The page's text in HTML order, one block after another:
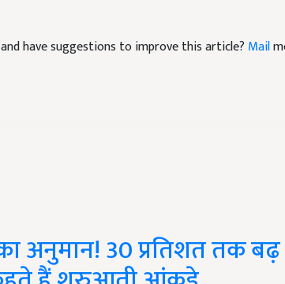
have suggestions to improve this article?
का अनुमान! 30 प्रतिशत तक बढ़
हैं शुरुआती आंकड़े